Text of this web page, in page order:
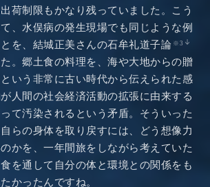
荷制限もかなり残っていました。こう
、水俣病の発生現場でも同じような例
を、結城正美さんの石牟礼道子論 ※3
。郷土食の料理を、海や大地からの贈
いう非常に古い時代から伝えられた感
人間の社会経済活動の拡張に由来する
て汚染されるという矛盾。そういった
らの身体を取り戻すには、どう想像力
かを、一年間旅をしながら考えていた
を通して自分の体と環境との関係をも
かったんですね。